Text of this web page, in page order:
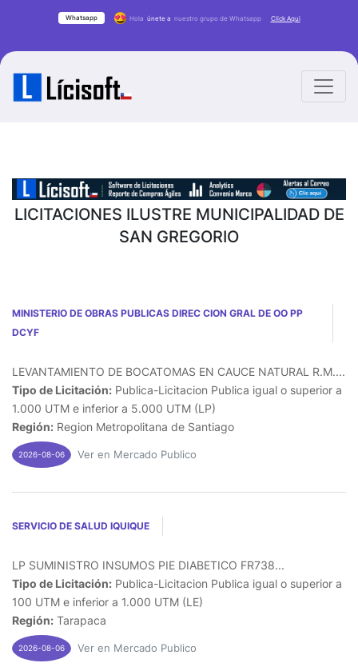
Whatsapp Hola únete a nuestro grupo de Whatsapp Click Aqui
LICITACIONES ILUSTRE MUNICIPALIDAD DE
SAN GREGORIO
MINISTERIO DE OBRAS PUBLICAS DIREC CION GRAL DE OO PP
DCYF
LEVANTAMIENTO DE BOCATOMAS EN CAUCE NATURAL R.M....
Tipo de Licitación: Publica-Licitacion Publica igual o superior a
1.000 UTM e inferior a 5.000 UTM (LP)
Región: Region Metropolitana de Santiago
2026-08-06 Ver en Mercado Publico
SERVICIO DE SALUD IQUIQUE
LP SUMINISTRO INSUMOS PIE DIABETICO FR738...
Tipo de Licitación: Publica-Licitacion Publica igual o superior a
100 UTM e inferior a 1.000 UTM (LE)
Región: Tarapaca
2026-08-06 Ver en Mercado Publico